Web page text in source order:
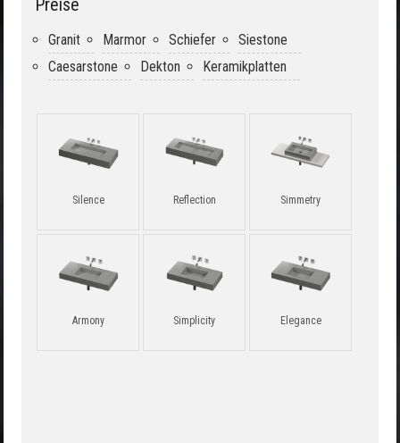
Preise
Granit Marmor Schiefer
Siestone
Caesarstone
Dekton Keramikplatten
Silence Reflection Simmetry
Armony Simplicity Elegance